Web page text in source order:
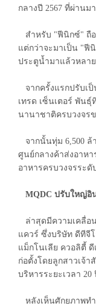
กลางปี 2567 ที่ผ่านมา
สำหรับ "ฟีนิกซ์" ถือ
แต่กว่าจะมาเป็น "ฟี
ประตูน้ำมาแล้วหลา
จากครั้งแรกปรับเ
เทรด เซ็นเตอร์ พัน
นานาชาติครบวงจร
จากนั้นทุ่ม 6,500 ล้
ศูนย์กลางค้าส่งอาห
อาหารครบวงจรระ
MQDC ปรับใหญ่อิ
ล่าสุดมีความเคลื่อ
แควร์ ซึ่งบริษัท ดีทีจี
แม็กโนเลีย ควอลิตี้ ดี
ก่อตั้งโดยลูกสาวเจ้
บริหารระยะเวลา 20
หลังเห็นศักยภาพทำ